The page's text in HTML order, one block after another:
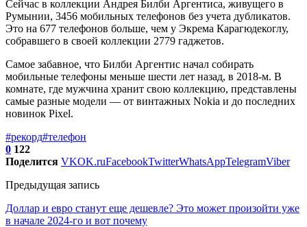
Сейчас в коллекции Андрея Билби Аргентиса, живущего в
Румынии, 3456 мобильных телефонов без учета дубликатов.
Это на 677 телефонов больше, чем у Экрема Карагюдекоглу,
собравшего в своей коллекции 2779 гаджетов.
Самое забавное, что Билби Аргентис начал собирать
мобильные телефоны меньше шести лет назад, в 2018-м. В
комнате, где мужчина хранит свою коллекцию, представлены
самые разные модели — от винтажных Nokia и до последних
новинок Pixel.
#рекорд#телефон
0 122
Поделится VKOK.ruFacebookTwitterWhatsAppTelegramViber
Предыдущая запись
Доллар и евро станут еще дешевле? Это может произойти уже
в начале 2024-го и вот почему